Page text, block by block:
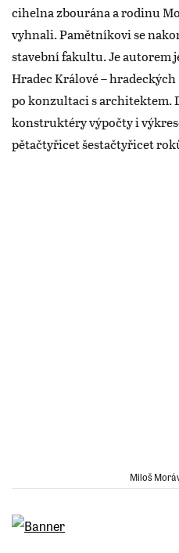
cihelna zbourána a rodinu
vyhnali. Pamětníkovi se
stavební fakultu. Je autorem
Hradec Králové – hradeckých
po konzultaci s architektem.
konstruktéry výpočty i
pětačtyřicet šestačtyřicet
Miloš